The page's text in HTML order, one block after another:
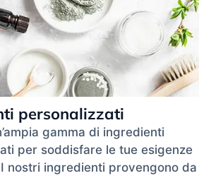
personalizzati
gamma di ingredienti
per soddisfare le tue esigenze
nostri ingredienti provengono da